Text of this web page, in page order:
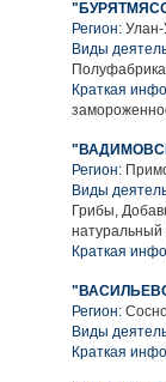
Регион: Улан-
Виды
Краткая
Регион:
Виды
Грибы,
Краткая
Регион:
Виды
Краткая